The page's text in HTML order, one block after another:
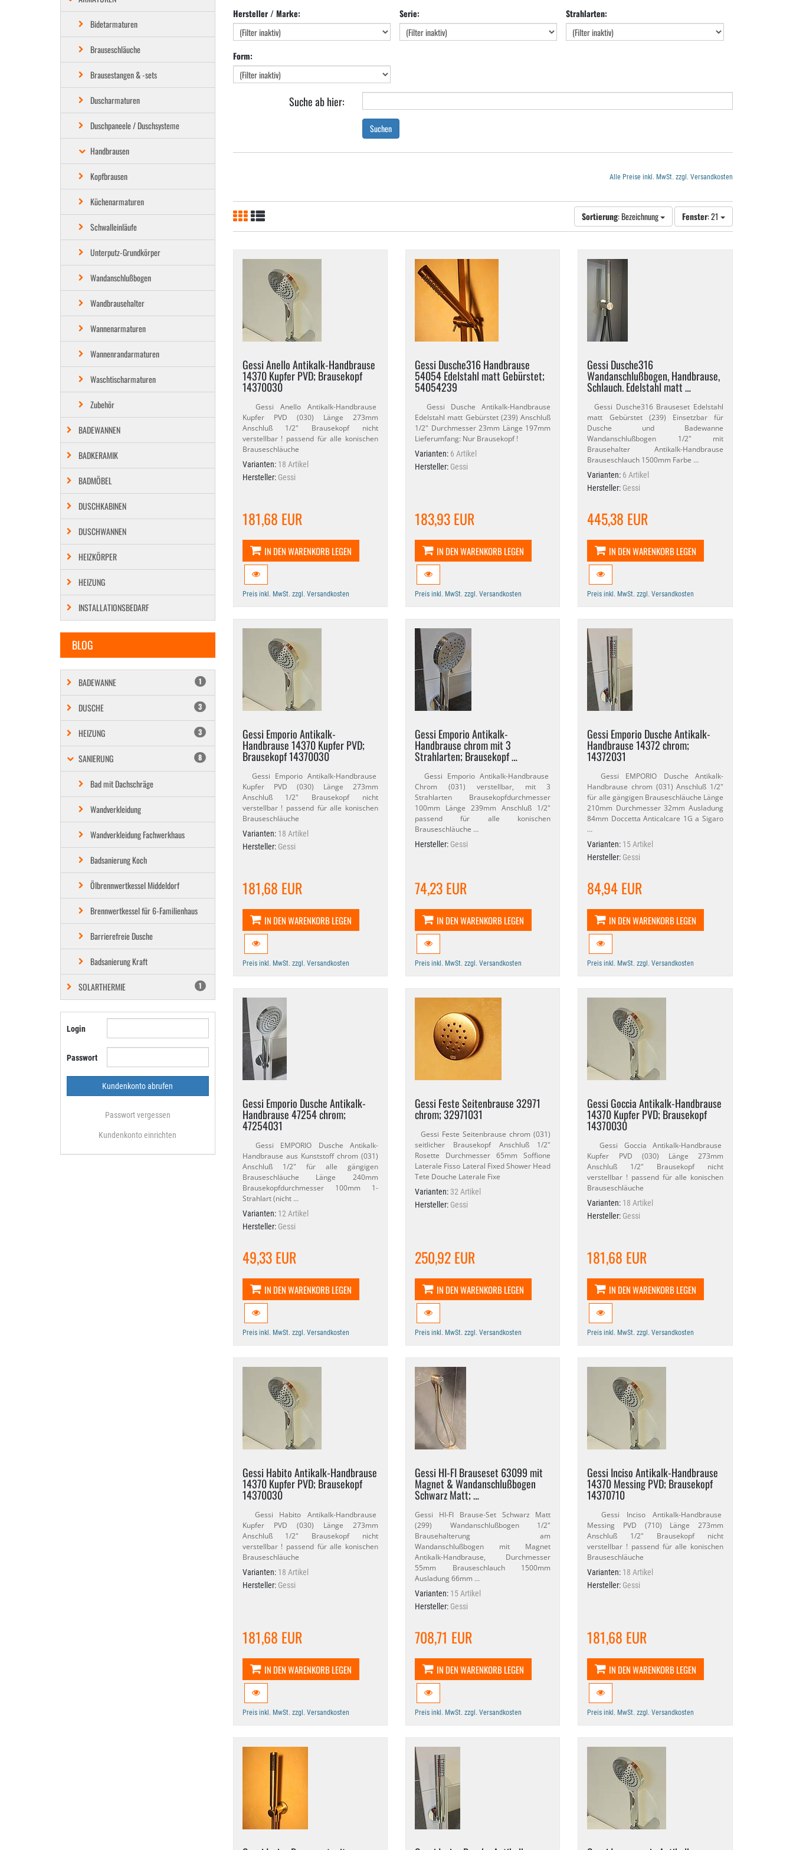
Hersteller / Marke: Serie: Strahlarten:
Form:
Suche ab hier:
Suchen
Alle Preise inkl. MwSt. zzgl. Versandkosten
Sortierung: Bezeichnung Fenster: 21
Gessi Anello Antikalk-​Handbrause
14370 Kupfer PVD; Brausekopf
14370030
Gessi Anello Antikalk-​Handbrause
Kupfer PVD (030) Länge 273mm
Anschluß 1/​2" Brausekopf nicht
verstellbar ! passend für alle konischen
Brauseschläuche
Varianten: 18 Artikel
Hersteller: Gessi
181,68 EUR
IN DEN WARENKORB LEGEN
Preis inkl. MwSt. zzgl. Versandkosten
Gessi Dusche316 Handbrause
54054 Edelstahl matt Gebürstet;
54054239
Gessi Dusche Antikalk-​Handbrause
Edelstahl matt Gebürstet (239) Anschluß
1/​2" Durchmesser 23mm Länge 197mm
Lieferumfang: Nur Brausekopf !
Varianten: 6 Artikel
Hersteller: Gessi
183,93 EUR
IN DEN WARENKORB LEGEN
Preis inkl. MwSt. zzgl. Versandkosten
Gessi Dusche316
Wandanschlußbogen, Handbrause,
Schlauch. Edelstahl matt …
Gessi Dusche316 Brauseset Edelstahl
matt Gebürstet (239) Einsetzbar für
Dusche und Badewanne
Wandanschlußbogen 1/​2" mit
Brausehalter Antikalk-​Handbrause
Brauseschlauch 1500mm Farbe …
Varianten: 6 Artikel
Hersteller: Gessi
445,38 EUR
IN DEN WARENKORB LEGEN
Preis inkl. MwSt. zzgl. Versandkosten
Gessi Emporio Antikalk-​
Handbrause 14370 Kupfer PVD;
Brausekopf 14370030
Gessi Emporio Antikalk-​Handbrause
Kupfer PVD (030) Länge 273mm
Anschluß 1/​2" Brausekopf nicht
verstellbar ! passend für alle konischen
Brauseschläuche
Varianten: 18 Artikel
Hersteller: Gessi
181,68 EUR
IN DEN WARENKORB LEGEN
Preis inkl. MwSt. zzgl. Versandkosten
Gessi Emporio Antikalk-​
Handbrause chrom mit 3
Strahlarten; Brausekopf …
Gessi Emporio Antikalk-​Handbrause
Chrom (031) verstellbar, mit 3
Strahlarten Brausekopfdurchmesser
100mm Länge 239mm Anschluß 1/​2"
passend für alle konischen
Brauseschläuche …
Hersteller: Gessi
74,23 EUR
IN DEN WARENKORB LEGEN
Preis inkl. MwSt. zzgl. Versandkosten
Gessi Emporio Dusche Antikalk-​
Handbrause 14372 chrom;
14372031
Gessi EMPORIO Dusche Antikalk-​
Handbrause chrom (031) Anschluß 1/​2"
für alle gängigen Brauseschläuche Länge
210mm Durchmesser 32mm Ausladung
84mm Doccetta Anticalcare 1G a Sigaro
…
Varianten: 15 Artikel
Hersteller: Gessi
84,94 EUR
IN DEN WARENKORB LEGEN
Preis inkl. MwSt. zzgl. Versandkosten
Gessi Emporio Dusche Antikalk-​
Handbrause 47254 chrom;
47254031
Gessi EMPORIO Dusche Antikalk-​
Handbrause aus Kunststoff chrom (031)
Anschluß 1/​2" für alle gängigen
Brauseschläuche Länge 240mm
Brausekopfdurchmesser 100mm 1-​
Strahlart (nicht …
Varianten: 12 Artikel
Hersteller: Gessi
49,33 EUR
IN DEN WARENKORB LEGEN
Preis inkl. MwSt. zzgl. Versandkosten
Gessi Feste Seitenbrause 32971
chrom; 32971031
Gessi Feste Seitenbrause chrom (031)
seitlicher Brausekopf Anschluß 1/​2"
Rosette Durchmesser 65mm Soffione
Laterale Fisso Lateral Fixed Shower Head
Tete Douche Laterale Fixe
Varianten: 32 Artikel
Hersteller: Gessi
250,92 EUR
IN DEN WARENKORB LEGEN
Preis inkl. MwSt. zzgl. Versandkosten
Gessi Goccia Antikalk-​Handbrause
14370 Kupfer PVD; Brausekopf
14370030
Gessi Goccia Antikalk-​Handbrause
Kupfer PVD (030) Länge 273mm
Anschluß 1/​2" Brausekopf nicht
verstellbar ! passend für alle konischen
Brauseschläuche
Varianten: 18 Artikel
Hersteller: Gessi
181,68 EUR
IN DEN WARENKORB LEGEN
Preis inkl. MwSt. zzgl. Versandkosten
Gessi Habito Antikalk-​Handbrause
14370 Kupfer PVD; Brausekopf
14370030
Gessi Habito Antikalk-​Handbrause
Kupfer PVD (030) Länge 273mm
Anschluß 1/​2" Brausekopf nicht
verstellbar ! passend für alle konischen
Brauseschläuche
Varianten: 18 Artikel
Hersteller: Gessi
181,68 EUR
IN DEN WARENKORB LEGEN
Preis inkl. MwSt. zzgl. Versandkosten
Gessi HI-​FI Brauseset 63099 mit
Magnet & Wandanschlußbogen
Schwarz Matt; …
Gessi HI-​FI Brause-​Set Schwarz Matt
(299) Wandanschlußbogen 1/​2"
Brausehalterung am
Wandanschlußbogen mit Magnet
Antikalk-​Handbrause, Durchmesser
55mm Brauseschlauch 1500mm
Ausladung 66mm …
Varianten: 15 Artikel
Hersteller: Gessi
708,71 EUR
IN DEN WARENKORB LEGEN
Preis inkl. MwSt. zzgl. Versandkosten
Gessi Inciso Antikalk-​Handbrause
14370 Messing PVD; Brausekopf
14370710
Gessi Inciso Antikalk-​Handbrause
Messing PVD (710) Länge 273mm
Anschluß 1/​2" Brausekopf nicht
verstellbar ! passend für alle konischen
Brauseschläuche
Varianten: 18 Artikel
Hersteller: Gessi
181,68 EUR
IN DEN WARENKORB LEGEN
Preis inkl. MwSt. zzgl. Versandkosten
Bidetarmaturen
Brauseschläuche
Brausestangen & -sets
Duscharmaturen
Duschpaneele / Duschsysteme
Handbrausen
Kopfbrausen
Küchenarmaturen
Schwalleinläufe
Unterputz-Grundkörper
Wandanschlußbogen
Wandbrausehalter
Wannenarmaturen
Wannenrandarmaturen
Waschtischarmaturen
Zubehör
BADEWANNEN
BADKERAMIK
BADMÖBEL
DUSCHKABINEN
DUSCHWANNEN
HEIZKÖRPER
HEIZUNG
INSTALLATIONSBEDARF
BLOG
BADEWANNE 1
DUSCHE 3
HEIZUNG 3
SANIERUNG 8
Bad mit Dachschräge
Wandverkleidung
Wandverkleidung Fachwerkhaus
Badsanierung Koch
Ölbrennwertkessel Middeldorf
Brennwertkessel für 6-Familienhaus
Barrierefreie Dusche
Badsanierung Kraft
SOLARTHERMIE 1
Login
Passwort
Passwort vergessen
Kundenkonto einrichten